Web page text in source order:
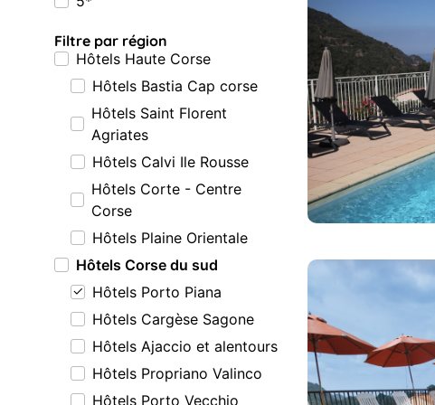
Filtre par région
Hôtels Haute Corse
Hôtels Bastia Cap corse
Hôtels Saint Florent
Agriates
Hôtels Calvi Ile Rousse
Hôtels Corte - Centre
Corse
Hôtels Plaine Orientale
Hôtels Corse du sud
Hôtels Porto Piana
Hôtels Cargèse Sagone
Hôtels Ajaccio et alentours
Hôtels Propriano Valinco
Hôtels Porto Vecchio